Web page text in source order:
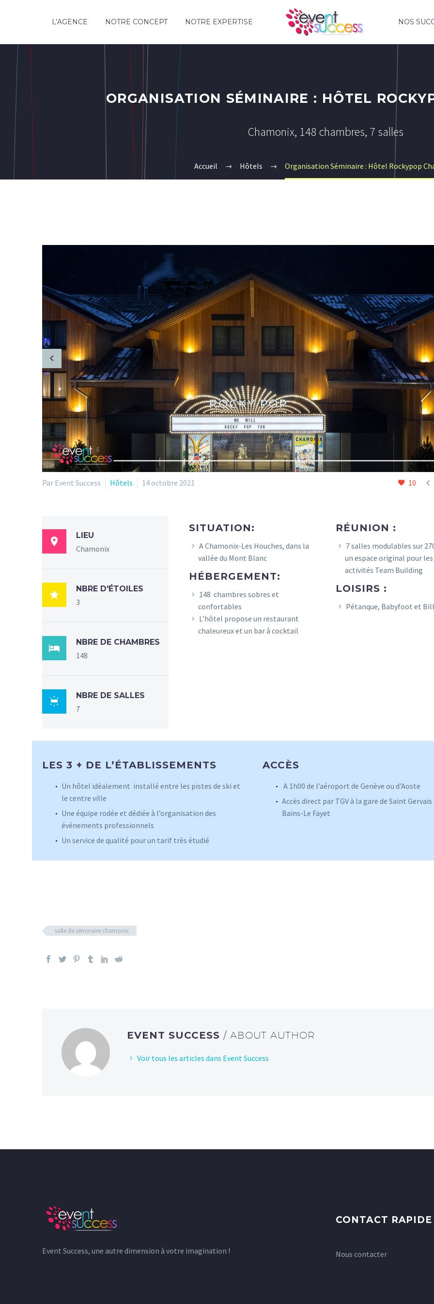
L’AGENCE NOTRE CONCEPT NOTRE EXPERTISE NOS
ORGANISATION SÉMINAIRE : HÔTEL
Chamonix, 148 chambres, 7 salles
Accueil Hôtels Organisation Séminaire : Hôtel Rockypop
10 
Par Event Success Hôtels 14 octobre 2021

LIEU
Chamonix

NBRE D'ÉTOILES
3

NBRE DE CHAMBRES
148

NBRE DE SALLES
7
SITUATION:
A Chamonix-Les Houches, dans la
vallée du Mont Blanc
HÉBERGEMENT:
148 chambres sobres et
confortables
L’hôtel propose un restaurant
chaleureux et un bar à cocktail
RÉUNION :
7 salles modulables sur
un espace original pour les
activités Team Building
LOISIRS :
Pétanque, Babyfoot et
LES 3 + DE L’ÉTABLISSEMENTS
Un hôtel idéalement installé entre les pistes de ski et
le centre ville
Une équipe rodée et dédiée à l’organisation des
événements professionnels
Un service de qualité pour un tarif très étudié
ACCÈS
A 1h00 de l’aéroport de Genève ou d’Aoste
Accès direct par TGV à la gare de Saint Gervais
Bains-Le Fayet
salle de séminaire chamonix
EVENT SUCCESS / ABOUT AUTHOR
Voir tous les articles dans Event Success
Event Success, une autre dimension à votre imagination !
CONTACT RAPIDE
Nous contacter